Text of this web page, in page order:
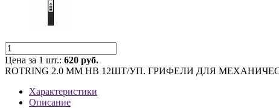
Цена за 1 шт.: 620 руб.
ROTRING 2.0 MM HB 12ШТ/УП. ГРИФЕЛИ ДЛЯ
Характеристики
Описание